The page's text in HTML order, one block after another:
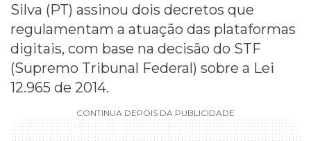
Silva (PT) assinou dois decretos que
regulamentam a atuação das plataformas
digitais, com base na decisão do STF
(Supremo Tribunal Federal) sobre a Lei
12.965 de 2014.
CONTINUA DEPOIS DA PUBLICIDADE